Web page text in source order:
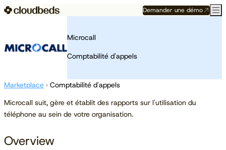
Demander une démo
Microcall
Comptabilité d'appels
Marketplace › Comptabilité d'appels
Microcall suit, gère et établit des rapports sur l'utilisation du
téléphone au sein de votre organisation.
Overview